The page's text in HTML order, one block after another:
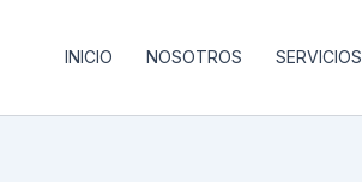
INICIO NOSOTROS SERVICIOS